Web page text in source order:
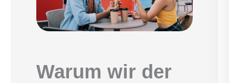
Warum wir der